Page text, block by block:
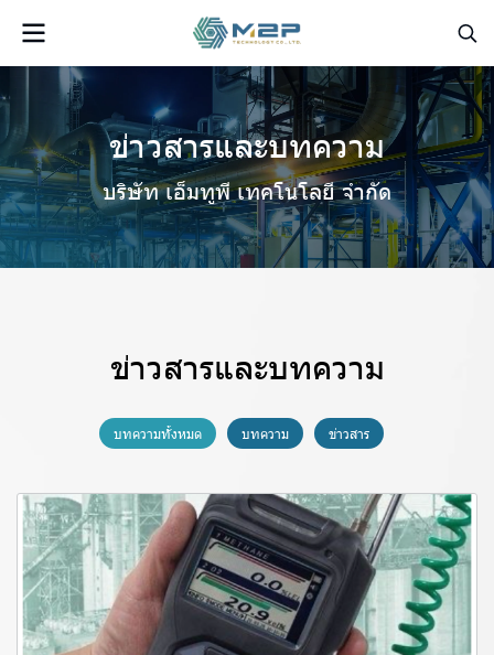
ข่าวสารและบทความ
บริษัท เอ็มทูพี เทคโนโลยี จำกัด
ข่าวสารและบทความ
บทความทั้งหมด บทความ ข่าวสาร